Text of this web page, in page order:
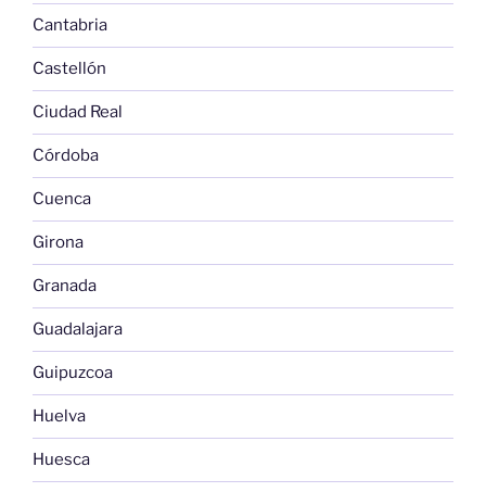
Cantabria
Castellón
Ciudad Real
Córdoba
Cuenca
Girona
Granada
Guadalajara
Guipuzcoa
Huelva
Huesca